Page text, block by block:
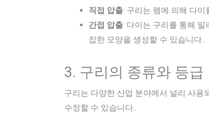
직접 압출: 구리는 램에 의해 다이
간접 압출: 다이는 구리를 통해 밀
잡한 모양을 생성할 수 있습니다..
3. 구리의 종류와 등급
구리는 다양한 산업 분야에서 널리 사용
수정할 수 있습니다..